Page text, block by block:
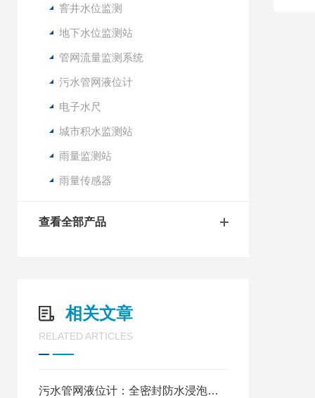
窨井水位监测
地下水位监测站
管网流量监测系统
污水管网液位计
电子水尺
城市积水监测站
雨量监测站
雨量传感器
查看全部产品
相关文章
RELATED ARTICLES
污水管网液位计：全密封防水浸泡，精准测量井下污水液位高度